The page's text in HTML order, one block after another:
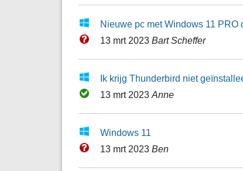
Nieuwe pc met Windows 11
13 mrt 2023 Bart Scheffer
Ik krijg Thunderbird niet
13 mrt 2023 Anne
Windows 11
13 mrt 2023 Ben